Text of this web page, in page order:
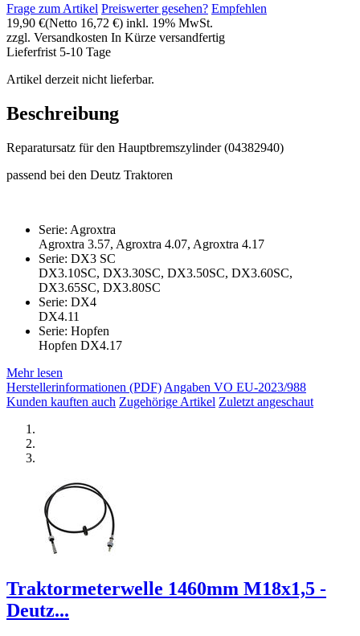
Frage zum Artikel Preiswerter gesehen? Empfehlen
19,90 €(Netto 16,72 €) inkl. 19% MwSt.
zzgl. Versandkosten In Kürze versandfertig
Lieferfrist 5-10 Tage
Artikel derzeit nicht lieferbar.
Beschreibung
Reparatursatz für den Hauptbremszylinder (04382940)
passend bei den Deutz Traktoren
Serie: Agroxtra
Agroxtra 3.57, Agroxtra 4.07, Agroxtra 4.17
Serie: DX3 SC
DX3.10SC, DX3.30SC, DX3.50SC, DX3.60SC,
DX3.65SC, DX3.80SC
Serie: DX4
DX4.11
Serie: Hopfen
Hopfen DX4.17
Mehr lesen
Herstellerinformationen (PDF) Angaben VO EU-2023/988
Kunden kauften auch Zugehörige Artikel Zuletzt angeschaut
Traktormeterwelle 1460mm M18x1,5 -
Deutz...